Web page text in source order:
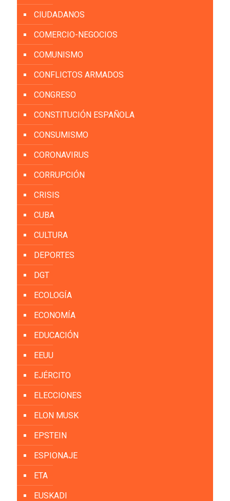
CIUDADANOS
COMERCIO-NEGOCIOS
COMUNISMO
CONFLICTOS ARMADOS
CONGRESO
CONSTITUCIÓN ESPAÑOLA
CONSUMISMO
CORONAVIRUS
CORRUPCIÓN
CRISIS
CUBA
CULTURA
DEPORTES
DGT
ECOLOGÍA
ECONOMÍA
EDUCACIÓN
EEUU
EJÉRCITO
ELECCIONES
ELON MUSK
EPSTEIN
ESPIONAJE
ETA
EUSKADI